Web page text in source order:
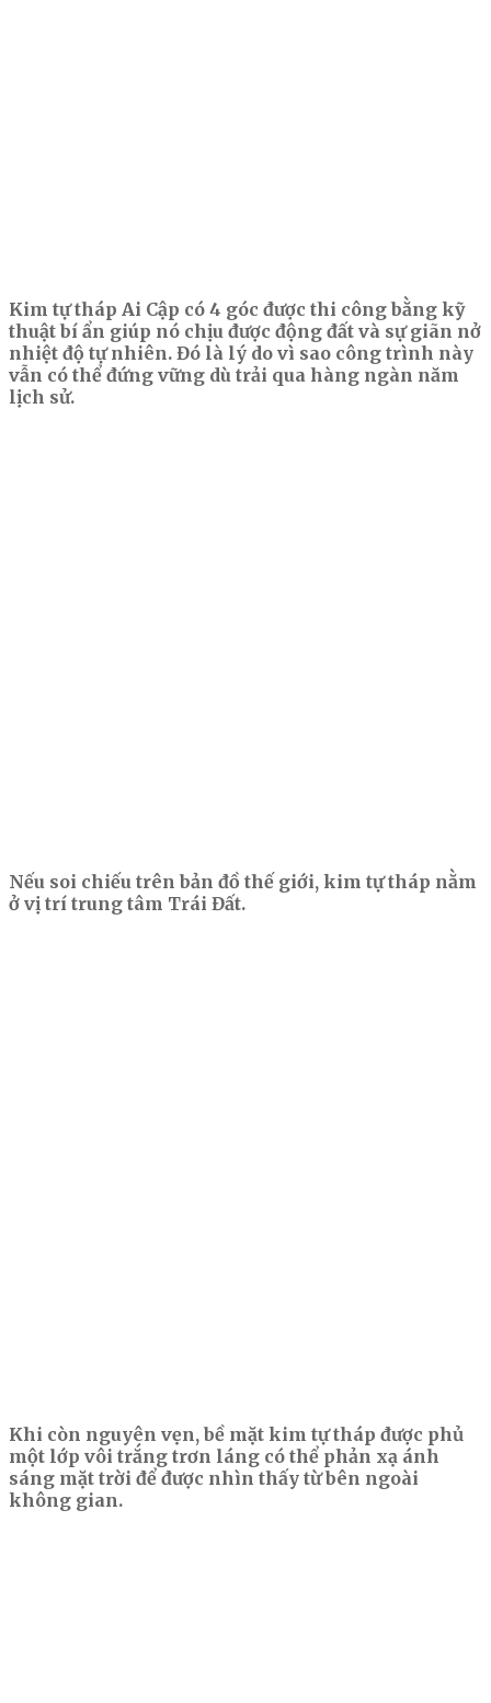
Kim tự tháp Ai Cập có 4 góc được thi công bằng kỹ
thuật bí ẩn giúp nó chịu được động đất và sự giãn nở
nhiệt độ tự nhiên. Đó là lý do vì sao công trình này
vẫn có thể đứng vững dù trải qua hàng ngàn năm
lịch sử.
Nếu soi chiếu trên bản đồ thế giới, kim tự tháp nằm
ở vị trí trung tâm Trái Đất.
Khi còn nguyên vẹn, bề mặt kim tự tháp được phủ
một lớp vôi trắng trơn láng có thể phản xạ ánh
sáng mặt trời để được nhìn thấy từ bên ngoài
không gian.